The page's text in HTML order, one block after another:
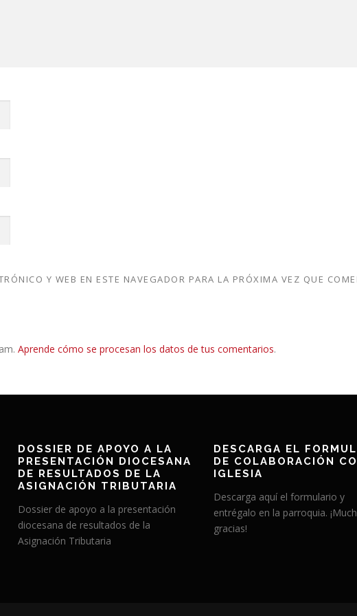
Y WEB EN ESTE NAVEGADOR PARA LA PRÓXIMA VEZ QUE
Aprende cómo se procesan los datos de tus comentarios.
DOSSIER DE APOYO A LA
PRESENTACIÓN DIOCESANA
DE RESULTADOS DE LA
ASIGNACIÓN TRIBUTARIA
Dossier de apoyo a la presentación
diocesana de resultados de la
Asignación Tributaria
DESCARGA EL
DE COLABORACIÓN
IGLESIA
Descarga aquí el formulario y
entrégalo en la parroquia.
gracias!